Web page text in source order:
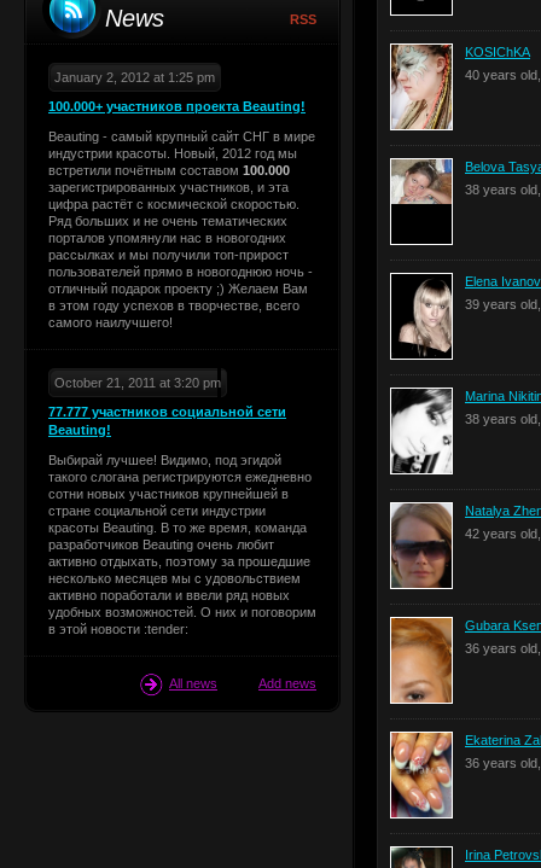
RSS
News
January 2, 2012 at 1:25 pm
100.000+ участников проекта Beauting!
Beauting - самый крупный сайт СНГ в мире
индустрии красоты. Новый, 2012 год мы
встретили почётным составом 100.000
зарегистрированных участников, и эта
цифра растёт с космической скоростью.
Ряд больших и не очень тематических
порталов упомянули нас в новогодних
рассылках и мы получили топ-прирост
пользователей прямо в новогоднюю ночь -
отличный подарок проекту ;) Желаем Вам
в этом году успехов в творчестве, всего
самого наилучшего!
October 21, 2011 at 3:20 pm
77.777 участников социальной сети
Beauting!
Выбирай лучшее! Видимо, под эгидой
такого слогана регистрируются ежедневно
сотни новых участников крупнейшей в
стране социальной сети индустрии
красоты Beauting. В то же время, команда
разработчиков Beauting очень любит
активно отдыхать, поэтому за прошедшие
несколько месяцев мы с удовольствием
активно поработали и ввели ряд новых
удобных возможностей. О них и поговорим
в этой новости :tender:
Add news
All news
KOSIChKA
40 years
Belova
38 years
Elena
39 years
Marina
38 years
Natalya
42 years
Gubara
36 years
Ekaterina
36 years
Irina